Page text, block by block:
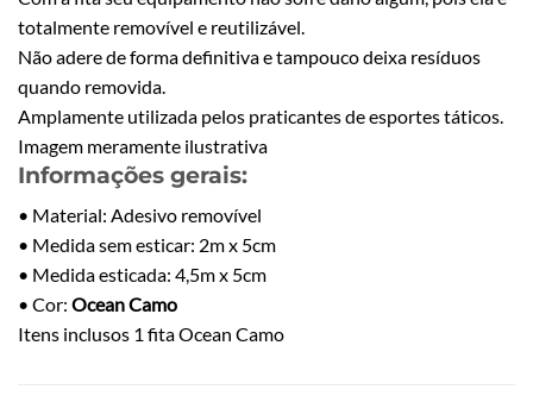
totalmente removível e reutilizável.
Não adere de forma definitiva e tampouco deixa resíduos
quando removida.
Amplamente utilizada pelos praticantes de esportes táticos.
Imagem meramente ilustrativa
Informações gerais:
• Material: Adesivo removível
• Medida sem esticar: 2m x 5cm
• Medida esticada: 4,5m x 5cm
• Cor: Ocean Camo
Itens inclusos 1 fita Ocean Camo